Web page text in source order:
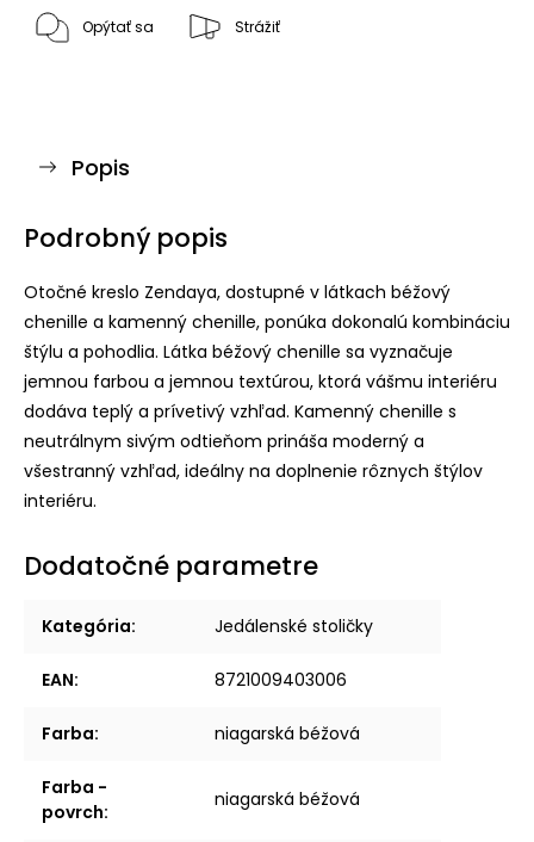
Opýtať sa Strážiť
Popis
Podrobný popis
Otočné kreslo Zendaya, dostupné v látkach béžový
chenille a kamenný chenille, ponúka dokonalú kombináciu
štýlu a pohodlia. Látka béžový chenille sa vyznačuje
jemnou farbou a jemnou textúrou, ktorá vášmu interiéru
dodáva teplý a prívetivý vzhľad. Kamenný chenille s
neutrálnym sivým odtieňom prináša moderný a
všestranný vzhľad, ideálny na doplnenie rôznych štýlov
interiéru.
Dodatočné parametre
Kategória: Jedálenské stoličky
EAN: 8721009403006
Farba: niagarská béžová
Farba -
povrch:
niagarská béžová